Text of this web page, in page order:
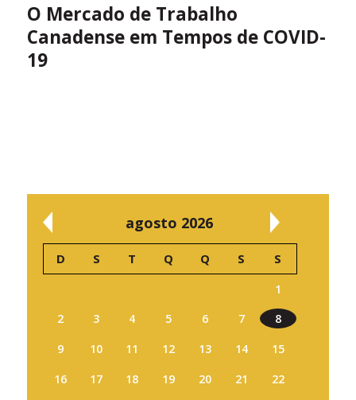
O Mercado de Trabalho
Canadense em Tempos de COVID-
19
agosto 2026
D S T Q Q S S
1
2
3 4 5 6 7
8
9
10 11 12 13 14
15
16
17 18 19 20 21
22